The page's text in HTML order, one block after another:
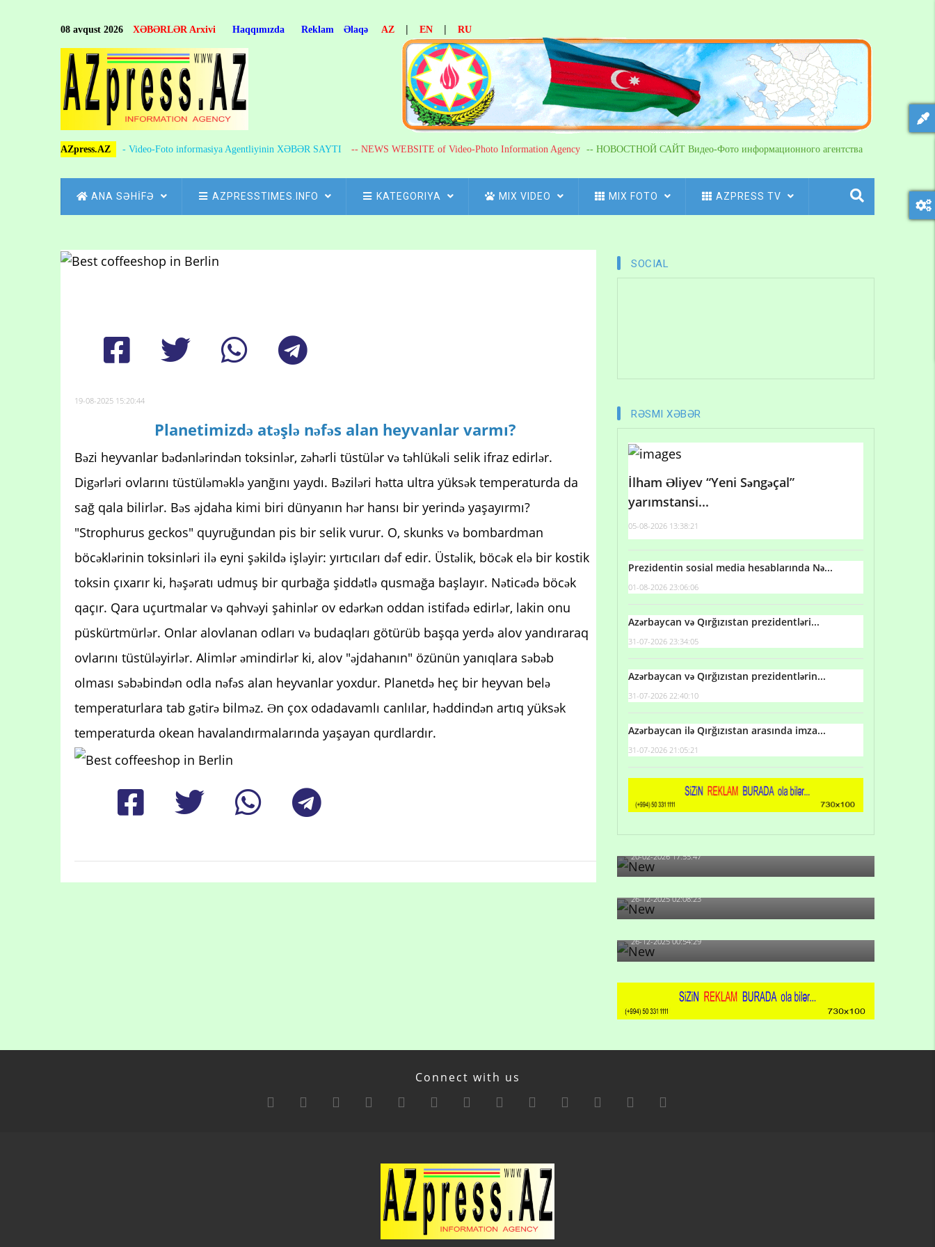
08 avqust 2026 XƏBƏRLƏR Arxivi Haqqımızda Reklam Əlaqə AZ | EN | RU
AZpress.AZ - Video-Foto informasiya Agentliyinin XƏBƏR SAYTI -- NEWS WEBSITE of Video-Photo Information Agency -- НОВОСТНОЙ САЙТ Видео-Фото информационного агентства
MAIN
NAVIGATION
ANA SƏHİFƏ AZPRESSTIMES.INFO KATEGORIYA MIX VIDEO MIX FOTO AZPRESS TV
Breadcrumb
19-08-2025 15:20:44
Planetimizdə atəşlə nəfəs alan heyvanlar varmı?
Bəzi heyvanlar bədənlərindən toksinlər, zəhərli tüstülər və təhlükəli selik ifraz edirlər.
Digərləri ovlarını tüstüləməklə yanğını yaydı. Bəziləri hətta ultra yüksək temperaturda da
sağ qala bilirlər. Bəs əjdaha kimi biri dünyanın hər hansı bir yerində yaşayırmı?
"Strophurus geckos" quyruğundan pis bir selik vurur. O, skunks və bombardman
böcəklərinin toksinləri ilə eyni şəkildə işləyir: yırtıcıları dəf edir. Üstəlik, böcək elə bir kostik
toksin çıxarır ki, həşəratı udmuş ​​bir qurbağa şiddətlə qusmağa başlayır. Nəticədə böcək
qaçır. Qara uçurtmalar və qəhvəyi şahinlər ov edərkən oddan istifadə edirlər, lakin onu
püskürtmürlər. Onlar alovlanan odları və budaqları götürüb başqa yerdə alov yandıraraq
ovlarını tüstüləyirlər. Alimlər əmindirlər ki, alov "əjdahanın" özünün yanıqlara səbəb
olması səbəbindən odla nəfəs alan heyvanlar yoxdur. Planetdə heç bir heyvan belə
temperaturlara tab gətirə bilməz. Ən çox odadavamlı canlılar, həddindən artıq yüksək
temperaturda okean havalandırmalarında yaşayan qurdlardır.
SOCIAL
RƏSMI XƏBƏR
İlham Əliyev “Yeni Səngəçal”
yarımstansi...
05-08-2026 13:38:21
Prezidentin sosial media hesablarında Nə...
01-08-2026 23:06:06
Azərbaycan və Qırğızıstan prezidentləri...
31-07-2026 23:34:05
Azərbaycan və Qırğızıstan prezidentlərin...
31-07-2026 22:40:10
Azərbaycan ilə Qırğızıstan arasında imza...
31-07-2026 21:05:21
artıb?
20-02-2026 17:55:47
Məni bura NAZİR GÖNDƏRİB - 1937-ci ildən
fəaliyyətdə olan və...
26-12-2025 02:08:23
-Ay qız, sən məhkəməni udmayacaqsan... Sən
bilirsən də, məni...
26-12-2025 00:54:29
Connect with us